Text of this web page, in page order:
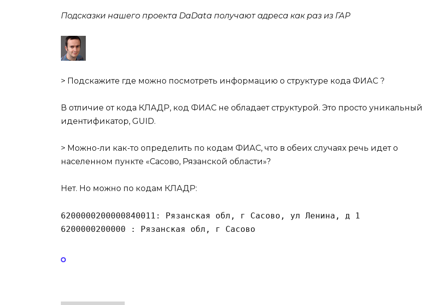
Подсказки нашего проекта DaData получают адреса как раз из ГАР
> Подскажите где можно посмотреть информацию о структуре кода ФИАС ?
В отличие от кода КЛАДР, код ФИАС не обладает структурой. Это просто уникальный
идентификатор, GUID.
> Можно-ли как-то определить по кодам ФИАС, что в обеих случаях речь идет о
населенном пункте «Сасово, Рязанской области»?
Нет. Но можно по кодам КЛАДР:
6200000200000840011: Рязанская обл, г Сасово, ул Ленина, д 1
6200000200000 : Рязанская обл, г Сасово